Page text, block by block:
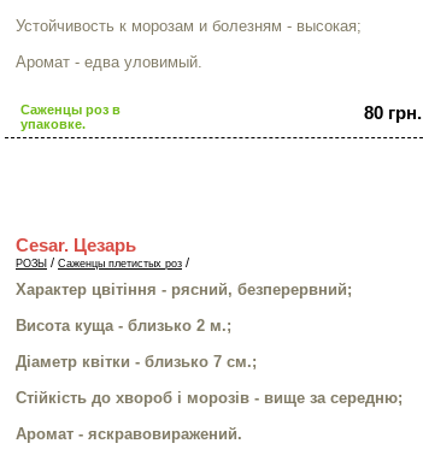
Устойчивость к морозам и болезням - высокая;
Аромат - едва уловимый.
Саженцы роз в
упаковке.
80 грн.
Cesar. Цезарь
РОЗЫ / Саженцы плетистых роз /
Характер цвітіння - рясний, безперервний;
Висота куща - близько 2 м.;
Діаметр квітки - близько 7 см.;
Стійкість до хвороб і морозів - вище за середню;
Аромат - яскравовиражений.